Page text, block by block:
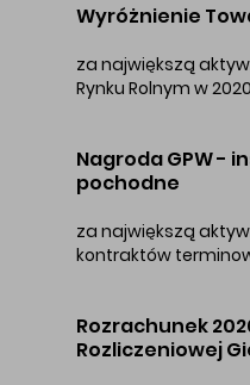
Wyróżnienie
za największą
Rynku Rolnym w
Nagroda GPW -
pochodne
za największą
kontraktów
Rozrachunek
Rozliczeniowej